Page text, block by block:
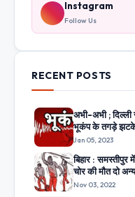
Instagram
Follow Us
RECENT POSTS
अभी-अभी ;
भूकंप के तगड़े झटके,
Jan 05, 2023
बिहार : समस्तीपुर
चोर की मौत दो
Nov 03, 2022